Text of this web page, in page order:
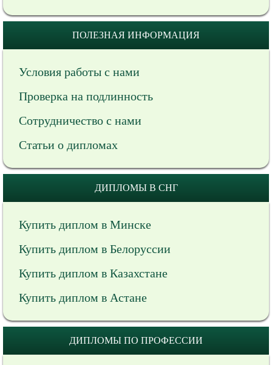
ПОЛЕЗНАЯ ИНФОРМАЦИЯ
Условия работы с нами
Проверка на подлинность
Сотрудничество с нами
Статьи о дипломах
ДИПЛОМЫ В СНГ
Купить диплом в Минске
Купить диплом в Белоруссии
Купить диплом в Казахстане
Купить диплом в Астане
ДИПЛОМЫ ПО ПРОФЕССИИ